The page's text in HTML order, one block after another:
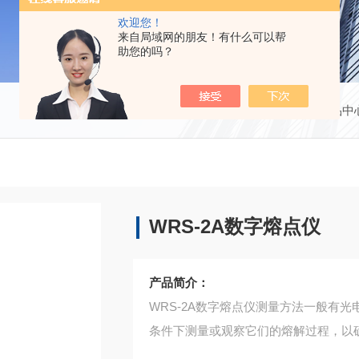
欢迎您！
来自局域网的朋友！有什么可以帮
助您的吗？
当前位置：首页 产品中
WRS-2A数字熔点仪
产品简介：
WRS-2A数字熔点仪测量方法一般有
条件下测量或观察它们的熔解过程，以